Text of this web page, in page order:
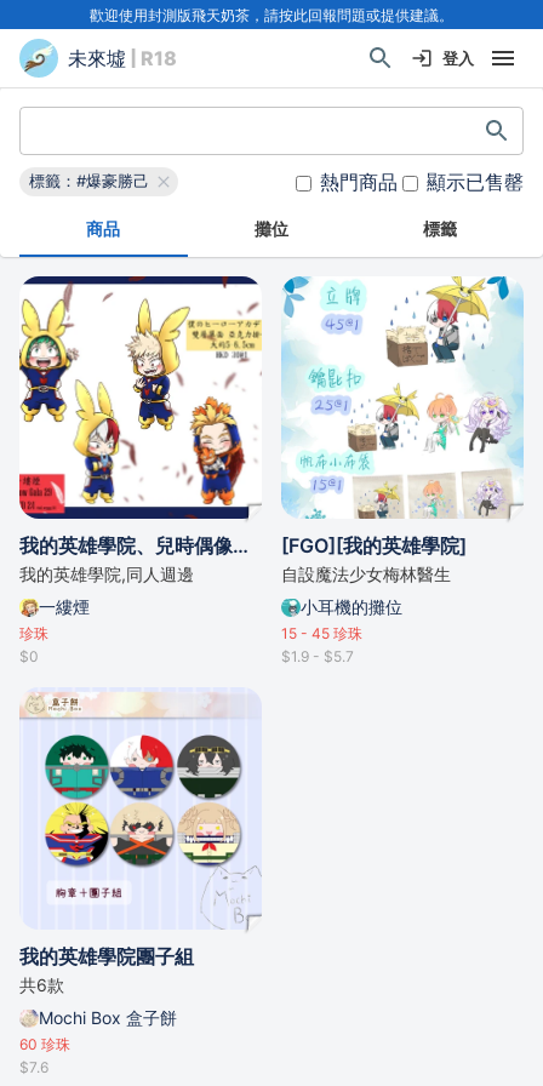
歡迎使用封測版飛天奶茶，請按此回報問題或提供建議。
未來墟 | R18 登入
標籤：#爆豪勝己 熱門商品 顯示已售罄
商品 攤位 標籤
我的英雄學院、兒時偶像睡衣ver.
我的英雄學院,同人週邊
一縷煙
珍珠
$0
[FGO][我的英雄學院]
自設魔法少女梅林醫生
小耳機的攤位
15 - 45 珍珠
$1.9 - $5.7
我的英雄學院團子組
共6款
Mochi Box 盒子餅
60 珍珠
$7.6